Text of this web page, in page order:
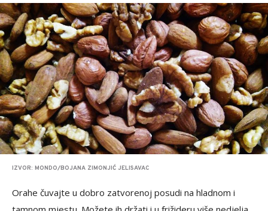
IZVOR: MONDO/BOJANA ZIMONJIĆ JELISAVAC
Orahe čuvajte u dobro zatvorenoj posudi na hladnom i